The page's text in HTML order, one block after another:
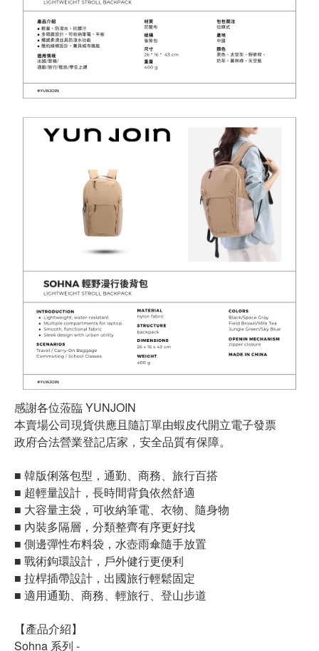
感謝各位蒞臨 YUNJOIN
本賣場公司現貨供應且隨訂單由蝦皮代開立電子發票
政府合法營業登記店家，安全品質有保障。
■ 韓版俐落包型，通勤、商務、旅行百搭
■ 超輕量設計，長時間背負依然舒適
■ 大容量主袋，可收納筆電、衣物、隨身物
■ 內裝多隔層，分類整齊有序更好找
■ 側邊彈性布料袋，水壺雨傘隨手放置
■ 戰術鉤環設計，戶外健行更便利
■ 拉桿插帶設計，出國旅行輕鬆固定
■ 適用通勤、商務、輕旅行、登山步道
【產品介紹】
Sohna 系列 -